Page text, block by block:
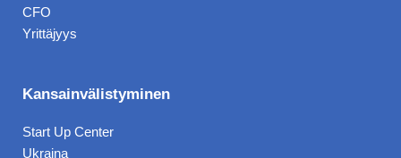
CFO
Yrittäjyys
Kansainvälistyminen
Start Up Center
Ukraina